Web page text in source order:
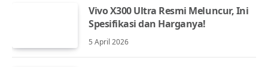
Vivo X300 Ultra Resmi Meluncur, Ini
Spesifikasi dan Harganya!
5 April 2026